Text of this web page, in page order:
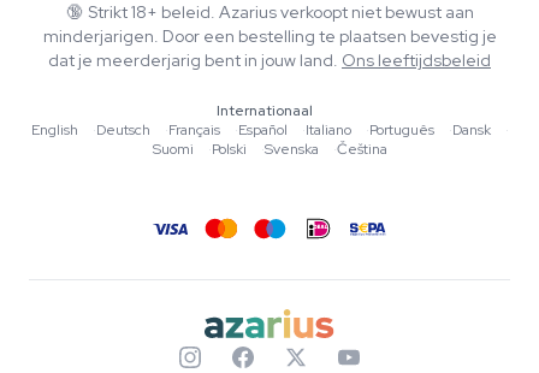
Veelgestelde vragen
Privacybeleid
Schrijvers
Tools & Calculators
🔞 Strikt 18+ beleid. Azarius verkoopt niet bewust aan
minderjarigen. Door een bestelling te plaatsen bevestig je
dat je meerderjarig bent in jouw land. Ons leeftijdsbeleid
Internationaal
English
·Deutsch ·Français ·Español ·Italiano ·Português ·Dansk
·
Suomi
·Polski ·Svenska ·Čeština